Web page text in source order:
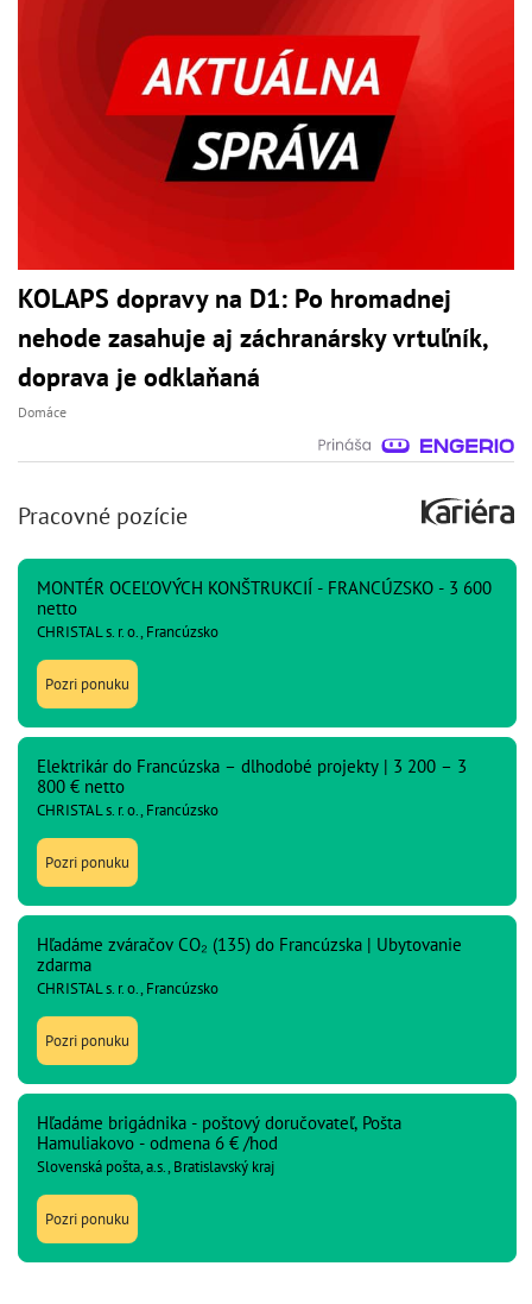
KOLAPS dopravy na D1: Po hromadnej
nehode zasahuje aj záchranársky vrtuľník,
doprava je odklaňaná
Domáce
Pracovné pozície
MONTÉR OCEĽOVÝCH KONŠTRUKCIÍ - FRANCÚZSKO - 3 600
netto
CHRISTAL s. r. o., Francúzsko
Pozri ponuku
Elektrikár do Francúzska – dlhodobé projekty | 3 200 – 3
800 € netto
CHRISTAL s. r. o., Francúzsko
Pozri ponuku
Hľadáme zváračov CO₂ (135) do Francúzska | Ubytovanie
zdarma
CHRISTAL s. r. o., Francúzsko
Pozri ponuku
Hľadáme brigádnika - poštový doručovateľ, Pošta
Hamuliakovo - odmena 6 € /hod
Slovenská pošta, a.s., Bratislavský kraj
Pozri ponuku